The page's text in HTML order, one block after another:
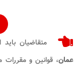
متقاضیان
عمان، قوانین و